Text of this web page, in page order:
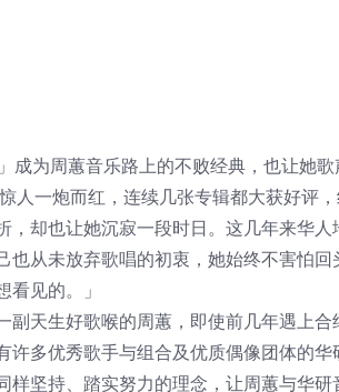
成为周蕙音乐路上的不败经典，也让她
人一炮而红，连续几张专辑都大获好评
却也让她沉寂一段时日。这几年来华人
从未放弃歌唱的初衷，她始终不害怕回
见的。」
天生好歌喉的周蕙，即使前几年遇上合
多优秀歌手与组合及优质偶像团体的华
坚持、踏实努力的理念，让周蕙与华研